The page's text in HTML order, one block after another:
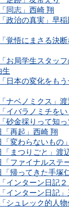
同志」西崎 翔
「政治の真実」早
覚悟にまさる決
お局学生スタッ
生
日本の変化をも
ナベノミクス」
イバラノミチを
砂金採りって知
「再起」西崎 翔
「変わらないもの
「まつりごと」渡
「ファイナルステ
「帰ってきた手塚
インターン日記
インターン日記
シュレック的人